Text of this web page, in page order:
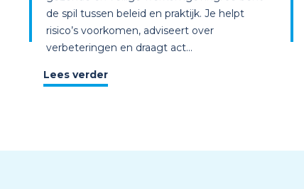
de spil tussen beleid en praktijk. Je helpt
risico’s voorkomen, adviseert over
verbeteringen en draagt act...
Lees verder